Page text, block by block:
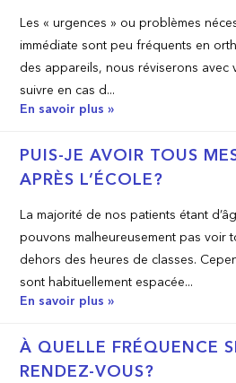
Les « urgences » ou problèmes
immédiate sont peu fréquents en
des appareils, nous réviserons avec
suivre en cas d...
En savoir plus »
PUIS-JE AVOIR TOUS
APRÈS L’ÉCOLE?
La majorité de nos patients étant
pouvons malheureusement pas voir
dehors des heures de classes.
sont habituellement espacée...
En savoir plus »
À QUELLE FRÉQUENCE
RENDEZ-VOUS?